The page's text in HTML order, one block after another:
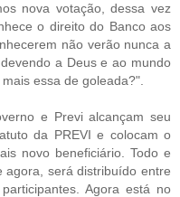
nova votação, dessa vez
o direito do Banco aos
não verão nunca a
a Deus e ao mundo
essa de goleada?".
e Previ alcançam seu
da PREVI e colocam o
novo beneficiário. Todo e
será distribuído entre
Agora está no